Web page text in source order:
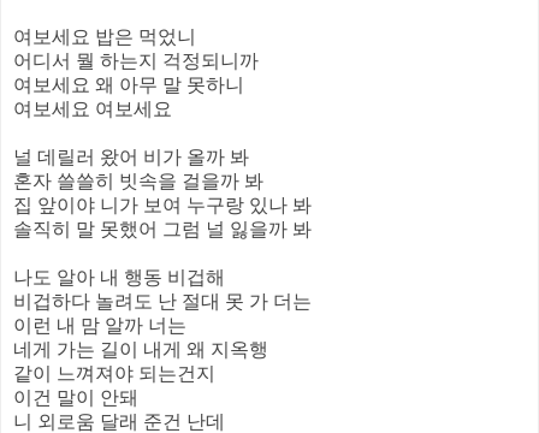
여보세요 밥은 먹었니
어디서 뭘 하는지 걱정되니까
여보세요 왜 아무 말 못하니
여보세요 여보세요
널 데릴러 왔어 비가 올까 봐
혼자 쓸쓸히 빗속을 걸을까 봐
집 앞이야 니가 보여 누구랑 있나 봐
솔직히 말 못했어 그럼 널 잃을까 봐
나도 알아 내 행동 비겁해
비겁하다 놀려도 난 절대 못 가 더는
이런 내 맘 알까 너는
네게 가는 길이 내게 왜 지옥행
같이 느껴져야 되는건지
이건 말이 안돼
니 외로움 달래 준건 난데